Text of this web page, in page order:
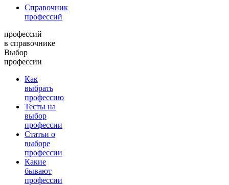
Справочник
профессий
профессий
в справочнике
Выбор
профессии
Как
выбрать
профессию
Тесты на
выбор
профессии
Статьи о
выборе
профессии
Какие
бывают
профессии